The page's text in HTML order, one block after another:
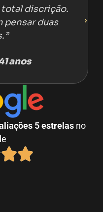
total discrição.
pensar duas
anos
5 estrelas no